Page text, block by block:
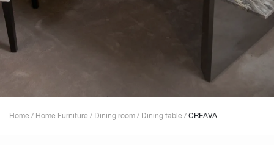
Home/Home Furniture/Dining room/Dining table/CREAVA